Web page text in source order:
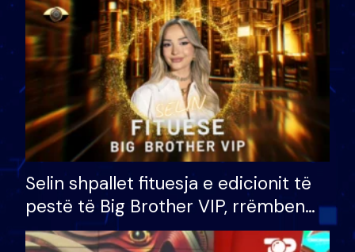
Selin shpallet fituesja e edicionit të
pestë të Big Brother VIP, rrëmben
çmimin e madh prej 100 mijë eurosh